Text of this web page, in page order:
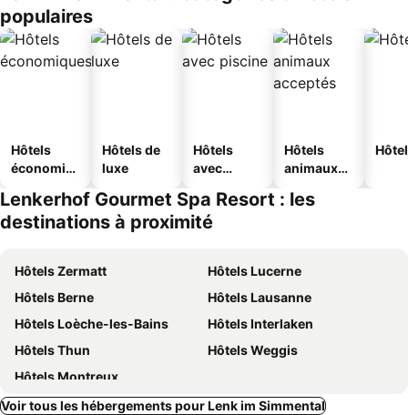
populaires
Hôtels
économiq
Hôtels de
luxe
Hôtels
avec
Hôtels
animaux
Lenkerhof Gourmet Spa Resort : les
destinations à proximité
Hôtels Zermatt
Hôtels Lucerne
Hôtels Berne
Hôtels Lausanne
Hôtels Loèche-les-Bains
Hôtels Interlaken
Hôtels Thun
Hôtels Weggis
Hôtels Montreux
Voir tous les hébergements pour Lenk im Simmental